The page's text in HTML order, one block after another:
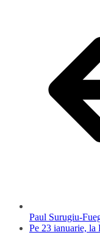
Paul Surugiu-
Pe 23 ianuarie, la